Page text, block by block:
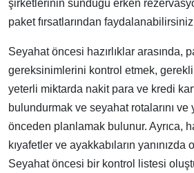
şirketlerinin sunduğu erken
paket fırsatlarından
Seyahat öncesi hazırlıklar arasında,
gereksinimlerini kontrol etmek, gerekli
yeterli miktarda nakit para ve kredi
bulundurmak ve seyahat rotalarını ve
önceden planlamak bulunur. Ayrıca,
kıyafetler ve ayakkabıların yanınızda
Seyahat öncesi bir kontrol listesi